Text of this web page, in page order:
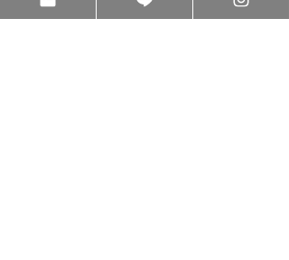
関連記事 すべて表示